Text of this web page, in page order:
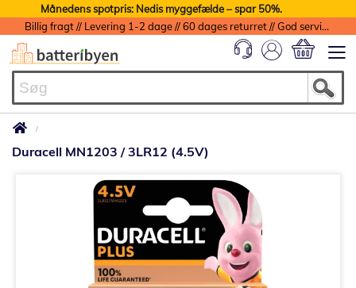
Månedens spotpris: Nedis myggefælde – spar 50%.
Billig fragt // Levering 1-2 dage // 60 dages returret // God service med garanti
Duracell MN1203 / 3LR12 (4.5V)